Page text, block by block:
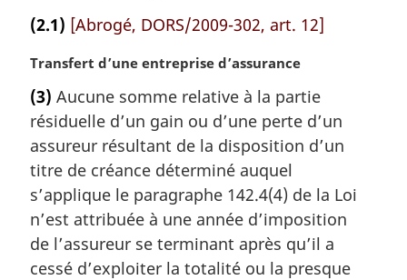
(2.1) [Abrogé, DORS/2009-302, art. 12]
N
t
e
m
a
g
i
n
a
Transfert d’une entreprise d’assurance
(3) Aucune somme relative à la partie
résiduelle d’un gain ou d’une perte d’un
assureur résultant de la disposition d’un
titre de créance déterminé auquel
s’applique le paragraphe 142.4(4) de la Loi
n’est attribuée à une année d’imposition
de l’assureur se terminant après qu’il a
cessé d’exploiter la totalité ou la presque